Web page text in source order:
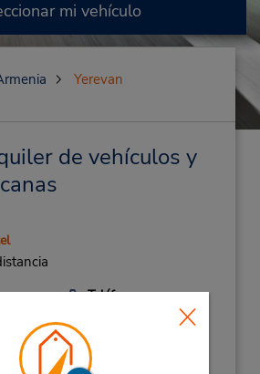
mi vehículo
Yerevan
de vehículos y
Teléfono:
(374) 43-210303